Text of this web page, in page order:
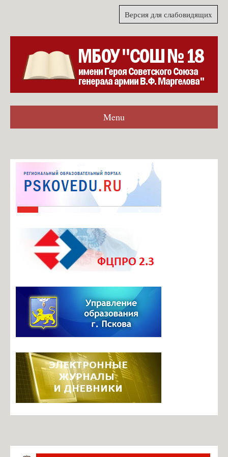
Версия для слабовидящих
Menu
Гостевая книга
Согласие на обработку персональных данных для формы
обратной связи
Документы ОО
Телефоны доверия
Безопасный маршрут в школу
Центр профориентационного и карьерного сопровождения
Итоговая аттестация
Инновационная деятельность
Инновационные площадки школы
Фотогалерея
Видеоархив
Задать вопрос по работе ЭЖ
Информация о ЕГИССО
Павлова О.В., завуч по УВР